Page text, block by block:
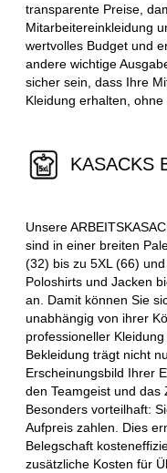
transparente Preise,
Mitarbeitereinkleidung
wertvolles Budget und
andere wichtige
sicher sein, dass Ihre
Kleidung erhalten,
KASACKS
Unsere
sind in einer breiten
(32) bis zu 5XL (66)
Poloshirts und Jacken
an. Damit können Sie
unabhängig von ihrer
professioneller
Bekleidung trägt nicht
Erscheinungsbild Ihrer
den Teamgeist und das
Besonders vorteilhaft:
Aufpreis zahlen. Dies
Belegschaft
zusätzliche Kosten für